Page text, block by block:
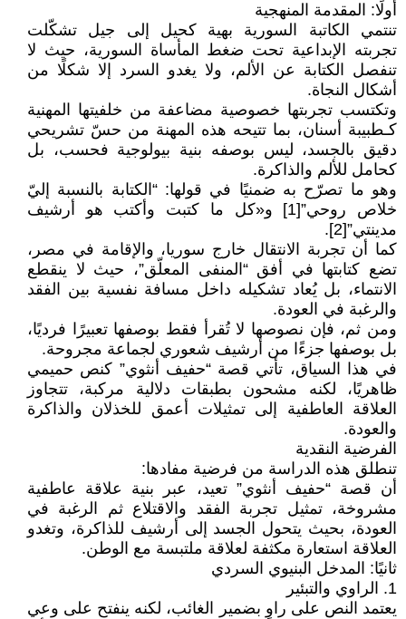
أولًا: المقدمة المنهجية
تنتمي الكاتبة السورية بهية كحيل إلى جيل تشكّلت
تجربته الإبداعية تحت ضغط المأساة السورية، حيث لا
تنفصل الكتابة عن الألم، ولا يغدو السرد إلا شكلًا من
أشكال النجاة.
وتكتسب تجربتها خصوصية مضاعفة من خلفيتها المهنية
كـطبيبة أسنان، بما تتيحه هذه المهنة من حسّ تشريحي
دقيق بالجسد، ليس بوصفه بنية بيولوجية فحسب، بل
كحامل للألم والذاكرة.
وهو ما تصرّح به ضمنيًا في قولها: “الكتابة بالنسبة إليّ
خلاص روحي”[1] و«كل ما كتبت وأكتب هو أرشيف
مدينتي”[2].
كما أن تجربة الانتقال خارج سوريا، والإقامة في مصر،
تضع كتابتها في أفق “المنفى المعلّق”، حيث لا ينقطع
الانتماء، بل يُعاد تشكيله داخل مسافة نفسية بين الفقد
والرغبة في العودة.
ومن ثم، فإن نصوصها لا تُقرأ فقط بوصفها تعبيرًا فرديًا،
بل بوصفها جزءًا من أرشيف شعوري لجماعة مجروحة.
في هذا السياق، تأتي قصة “حفيف أنثوي” كنص حميمي
ظاهريًا، لكنه مشحون بطبقات دلالية مركبة، تتجاوز
العلاقة العاطفية إلى تمثيلات أعمق للخذلان والذاكرة
والعودة.
الفرضية النقدية
تنطلق هذه الدراسة من فرضية مفادها:
أن قصة “حفيف أنثوي” تعيد، عبر بنية علاقة عاطفية
مشروخة، تمثيل تجربة الفقد والاقتلاع ثم الرغبة في
العودة، بحيث يتحول الجسد إلى أرشيف للذاكرة، وتغدو
العلاقة استعارة مكثفة لعلاقة ملتبسة مع الوطن.
ثانيًا: المدخل البنيوي السردي
1. الراوي والتبئير
يعتمد النص على راوٍ بضمير الغائب، لكنه ينفتح على وعي